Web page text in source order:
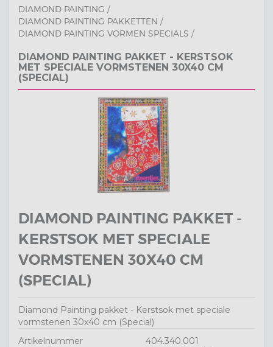
DIAMOND PAINTING /
DIAMOND PAINTING PAKKETTEN /
DIAMOND PAINTING VORMEN SPECIALS /
DIAMOND PAINTING PAKKET - KERSTSOK
MET SPECIALE VORMSTENEN 30X40 CM
(SPECIAL)
DIAMOND PAINTING PAKKET -
KERSTSOK MET SPECIALE
VORMSTENEN 30X40 CM
(SPECIAL)
Diamond Painting pakket - Kerstsok met speciale
vormstenen 30x40 cm (Special)
Artikelnummer
404.340.001